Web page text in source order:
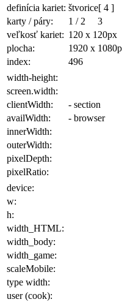
definícia kariet: štvorice[ 4 ]
karty / páry:
1 / 2
3
veľkosť kariet: 120 x 120px
plocha: 1920 x 1080
index:
496
width-height:
screen.width:
clientWidth:
- section
availWidth:
- browser
innerWidth:
outerWidth:
pixelDepth:
pixelRatio:
device:
w:
h:
width_HTML:
width_body:
width_game:
scaleMobile:
type width:
user (cook):